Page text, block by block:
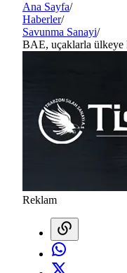
Ana Sayfa/
Haberler/
Savunma Sanayi/
BAE, uçaklarla ülkeye
Reklam